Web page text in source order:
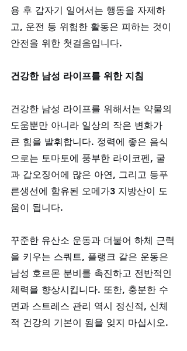
용 후 갑자기 일어서는 행동을 자제하
고, 운전 등 위험한 활동은 피하는 것이
안전을 위한 첫걸음입니다.
건강한 남성 라이프를 위한 지침
건강한 남성 라이프를 위해서는 약물의
도움뿐만 아니라 일상의 작은 변화가
큰 힘을 발휘합니다. 정력에 좋은 음식
으로는 토마토에 풍부한 라이코펜, 굴
과 갑오징어에 많은 아연, 그리고 등푸
른생선에 함유된 오메가3 지방산이 도
움이 됩니다.
꾸준한 유산소 운동과 더불어 하체 근력
을 키우는 스쿼트, 플랭크 같은 운동은
남성 호르몬 분비를 촉진하고 전반적인
체력을 향상시킵니다. 또한, 충분한 수
면과 스트레스 관리 역시 정신적, 신체
적 건강의 기본이 됨을 잊지 마십시오.